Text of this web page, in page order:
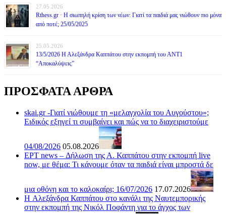
27.05.2026
Rthess.gr · Η σιωπηλή κρίση των νέων: Γιατί τα παιδιά μας νιώθουν πιο μόνα
από ποτέ; 25/05/2025
25.05.2026
13/5/2026 Η Αλεξάνδρα Καππάτου στην εκπομπή του ΑΝΤ1
“Αποκαλύψεις”
ΠΡΟΣΦΑΤΑ ΑΡΘΡΑ
skai.gr -Γιατί νιώθουμε τη «μελαγχολία του Αυγούστου»;
Ειδικός εξηγεί τι συμβαίνει και πώς να το διαχειριστούμε
04/08/2026 05.08.2026
ΕΡΤ news – Δήλωση της Α. Καππάτου στην εκπομπή live
now, με θέμα: Τι κάνουμε όταν τα παιδιά είναι μπροστά δε
μια οθόνη και το καλοκαίρι; 16/07/2026 17.07.2026
H Αλεξάνδρα Καππάτου στο κανάλι της Ναυτεμπορικής
στην εκπομπή της Νικόλ Ποφάντη για το άγχος των